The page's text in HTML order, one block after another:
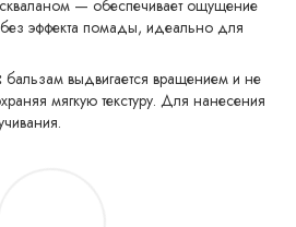
— обеспечивает ощущение
эффекта помады, идеально для
бальзам выдвигается вращением и не
мягкую текстуру. Для нанесения